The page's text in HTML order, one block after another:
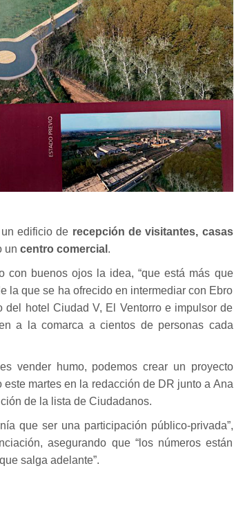
edificio de recepción de visitantes, casas
un centro comercial .
con buenos ojos la idea, “que está más que
la que se ha ofrecido en intermediar con Ebro
del hotel Ciudad V, El Ventorro e impulsor de
a la comarca a cientos de personas cada
vender humo, podemos crear un proyecto
martes en la redacción de DR junto a Ana
de la lista de Ciudadanos.
que ser una participación público-privada”,
asegurando que “los números están
salga adelante”.